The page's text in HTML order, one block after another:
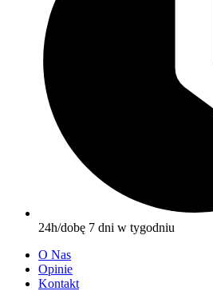
24h/dobę 7 dni w tygodniu
O Nas
Opinie
Kontakt